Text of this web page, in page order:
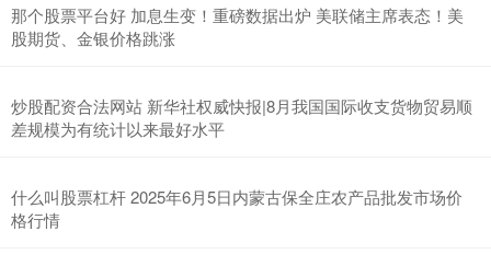
那个股票平台好 加息生变！重磅数据出炉 美联储主席表态！美
股期货、金银价格跳涨
炒股配资合法网站 新华社权威快报|8月我国国际收支货物贸易顺
差规模为有统计以来最好水平
什么叫股票杠杆 2025年6月5日内蒙古保全庄农产品批发市场价
格行情